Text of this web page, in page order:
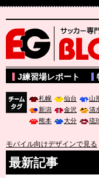
サッカー専門新聞
J練習場レポート
札幌 仙台 山
新潟
金沢 清
熊本
大分 琉
モバイル向けデザインで見る
最新記事